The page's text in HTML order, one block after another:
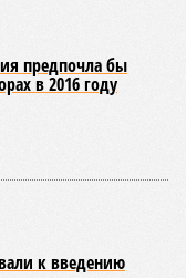
может не
как и где
быть
системы есть
пытается
внутренние
всевозможные